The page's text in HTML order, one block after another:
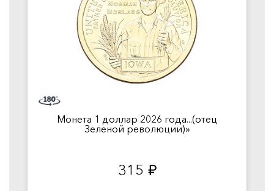
Монета 1 доллар 2026 года...(отец
Зеленой революции)»
315 руб.